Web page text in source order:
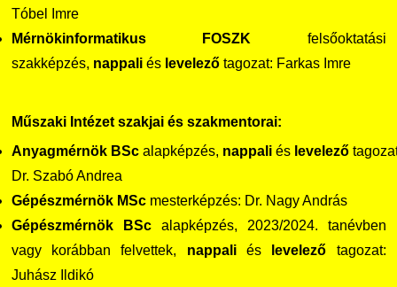
Tóbel Imre
Mérnökinformatikus FOSZK felsőoktatási
szakképzés, nappaliés levelezőtagozat: Farkas Imre
Műszaki Intézet szakjai és szakmentorai:
Anyagmérnök BScalapképzés, nappaliés levelező
Dr. Szabó Andrea
Gépészmérnök MSc mesterképzés: Dr. Nagy András
Gépészmérnök
BScalapképzés, 2023/2024. tanévben
vagy korábban felvettek, nappaliés levelező tagozat:
Juhász Ildikó